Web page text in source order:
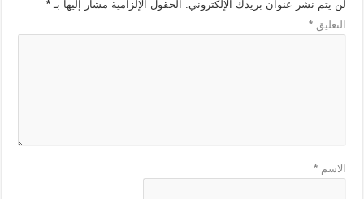
o
o
p
p
g
er
mلن يتم نشر عنوان بريدك الإلكتروني. الحقول الإلزامية مشار إليها بـ*
التعليق*
الاسم*